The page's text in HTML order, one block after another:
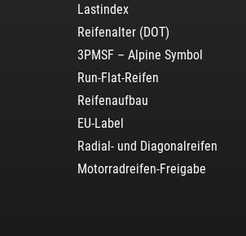
Lastindex
Reifenalter (DOT)
3PMSF – Alpine Symbol
Run-Flat-Reifen
Reifenaufbau
EU-Label
Radial- und Diagonalreifen
Motorradreifen-Freigabe